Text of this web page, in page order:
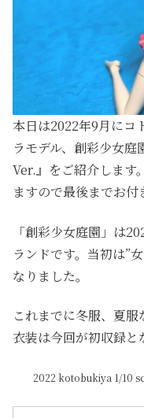
本日は2022年9月にコ
ラモデル、創彩少女
Ver.』をご紹介します
ますので最後までお付
「創彩少女庭園」は
ランドです。当初は”
なりました。
これまでに冬服、夏
衣装は今回が初収録と
2022 kotobukiya 1/10